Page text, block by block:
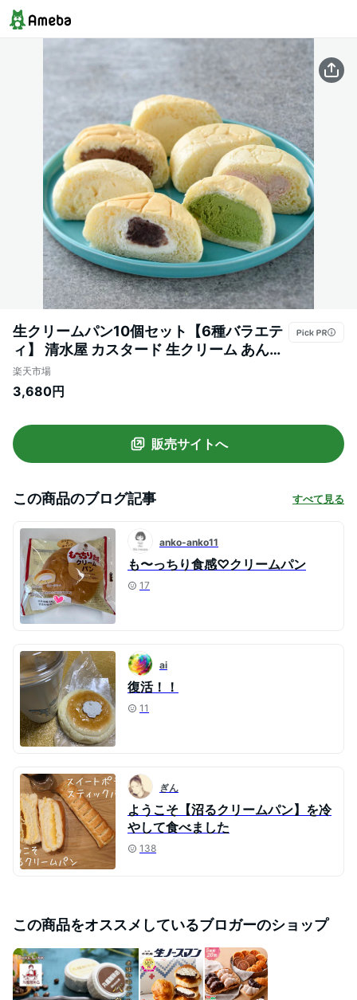
生クリームパン10個セット【6種バラエテ
ィ】 清水屋 カスタード 生クリーム あんぱ
ん チョコ いちご 抹茶 スイーツ デザート
冷凍 パン
楽天市場
3,680円
販売サイトへ
この商品のブログ記事 すべて見る
anko-anko11
も〜っちり食感♡クリームパン
17
ai
復活！！
11
ぎん
ようこそ【沼るクリームパン】を冷
やして食べました
138
この商品をオススメしているブロガーのショップ